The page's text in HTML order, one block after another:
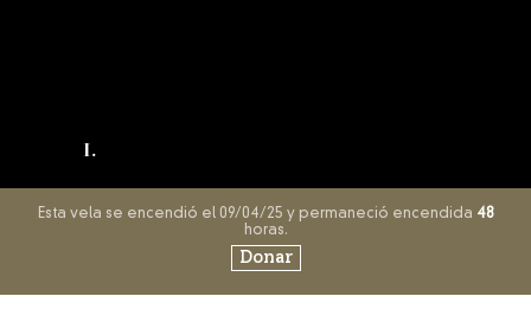
I.
Esta vela se encendió el 09/04/25 y permaneció encendida 48
horas.
Donar